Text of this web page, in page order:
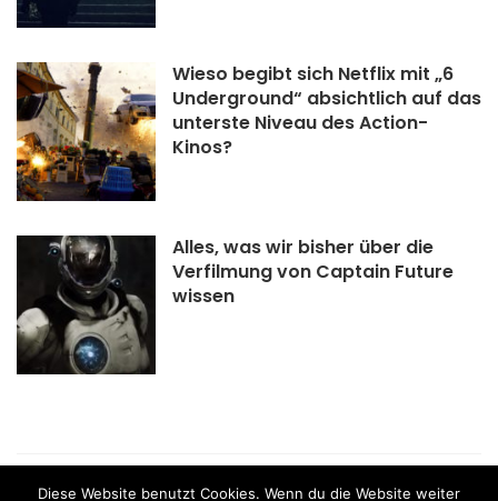
Wieso begibt sich Netflix mit „6
Underground“ absichtlich auf das
unterste Niveau des Action-
Kinos?
Alles, was wir bisher über die
Verfilmung von Captain Future
wissen
Diese Website benutzt Cookies. Wenn du die Website weiter